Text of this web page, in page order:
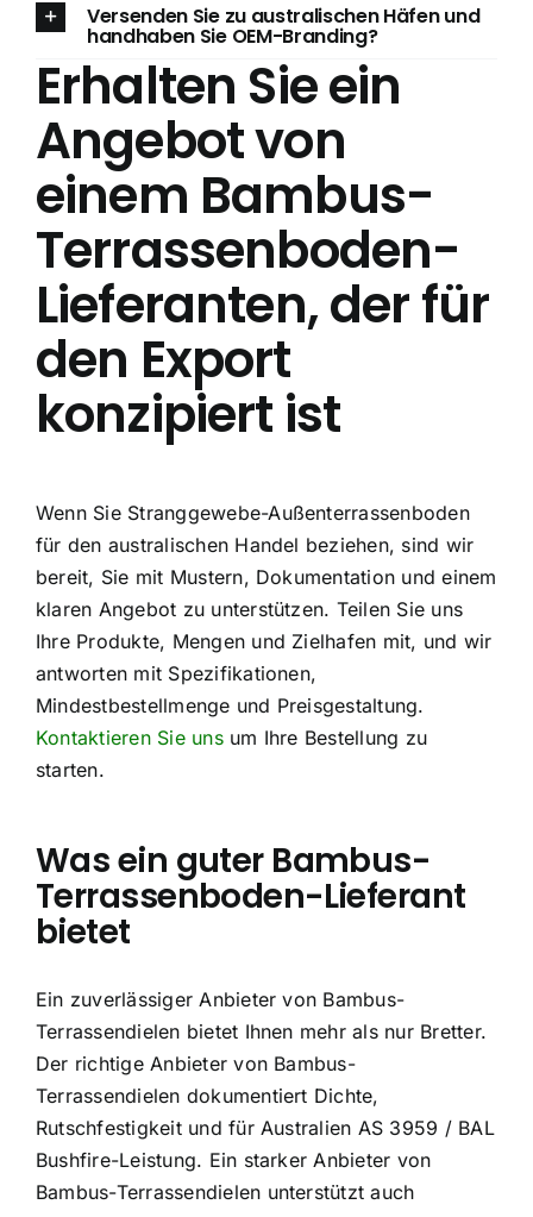
Versenden Sie zu australischen Häfen und
handhaben Sie OEM-Branding?
Erhalten Sie ein
Angebot von
einem Bambus-
Terrassenboden-
Lieferanten, der für
den Export
konzipiert ist
Wenn Sie Stranggewebe-Außenterrassenboden
für den australischen Handel beziehen, sind wir
bereit, Sie mit Mustern, Dokumentation und einem
klaren Angebot zu unterstützen. Teilen Sie uns
Ihre Produkte, Mengen und Zielhafen mit, und wir
antworten mit Spezifikationen,
Mindestbestellmenge und Preisgestaltung.
Kontaktieren Sie unsum Ihre Bestellung zu
starten.
Was ein guter Bambus-
Terrassenboden-Lieferant
bietet
Ein zuverlässiger Anbieter von Bambus-
Terrassendielen bietet Ihnen mehr als nur Bretter.
Der richtige Anbieter von Bambus-
Terrassendielen dokumentiert Dichte,
Rutschfestigkeit und für Australien AS 3959 / BAL
Bushfire-Leistung. Ein starker Anbieter von
Bambus-Terrassendielen unterstützt auch